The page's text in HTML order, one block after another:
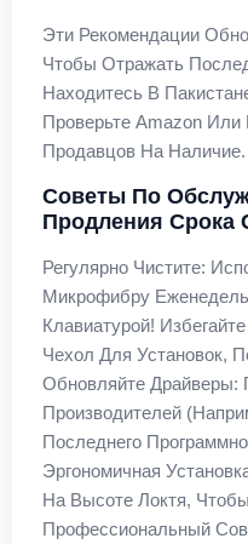
Эти Рекомендации
Чтобы Отражать
Находитесь В
Проверьте Amazon
Продавцов На Наличие.
Советы По
Продления Срока
Регулярно Чистите:
Микрофибру
Клавиатурой!
Чехол Для Установок,
Обновляйте Драйверы:
Производителей
Последнего
Эргономичная
На Высоте Локтя,
Профессиональный